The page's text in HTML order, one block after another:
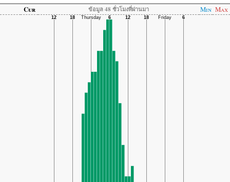
Cur
ข้อมูล 48 ชั่วโมงที่ผ่านมา Min Max